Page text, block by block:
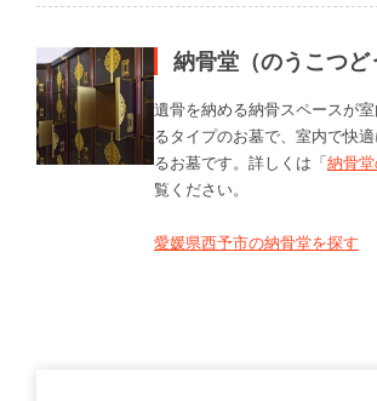
納骨堂（のうこつど
遺骨を納める納骨スペースが
るタイプのお墓で、室内で快
るお墓です。詳しくは「納骨
覧ください。
愛媛県西予市の納骨堂を探す